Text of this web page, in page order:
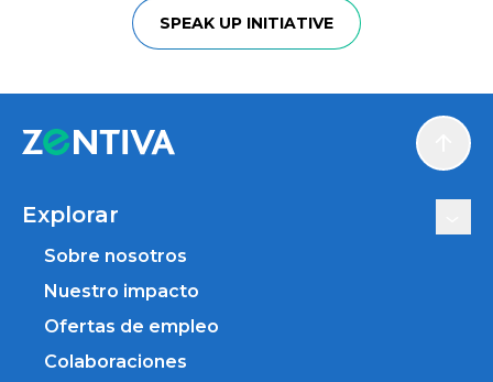
SPEAK UP INITIATIVE
Explorar
Sobre nosotros
Nuestro impacto
Ofertas de empleo
Colaboraciones